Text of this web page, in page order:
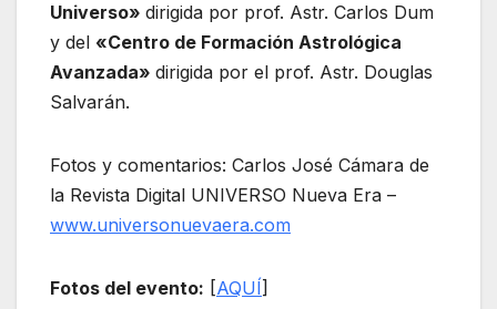
Universo» dirigida por prof. Astr. Carlos Dum
y del «Centro de Formación Astrológica
Avanzada» dirigida por el prof. Astr. Douglas
Salvarán.
Fotos y comentarios: Carlos José Cámara de
la Revista Digital UNIVERSO Nueva Era –
www.universonuevaera.com
Fotos del evento: [AQUÍ]